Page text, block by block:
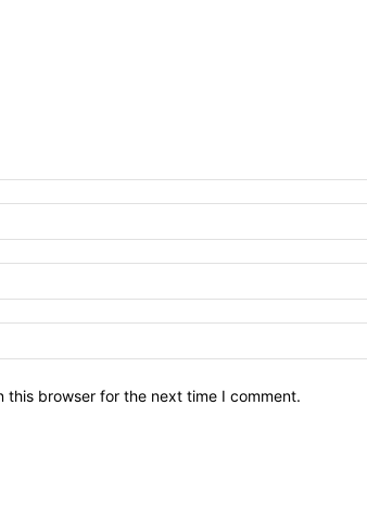
this browser for the next time I comment.